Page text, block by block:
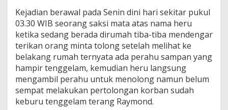
R
A
I
R
A
N
T
A
N
J
Kejadian berawal pada Senin dini hari sekitar pukul
03.30 WIB seorang saksi mata atas nama heru
ketika sedang berada dirumah tiba-tiba mendengar
terikan orang minta tolong setelah melihat ke
belakang rumah ternyata ada perahu sampan yang
hampir tenggelam, kemudian heru langsung
mengambil perahu untuk menolong namun belum
sempat melakukan pertolongan korban sudah
keburu tenggelam terang Raymond.